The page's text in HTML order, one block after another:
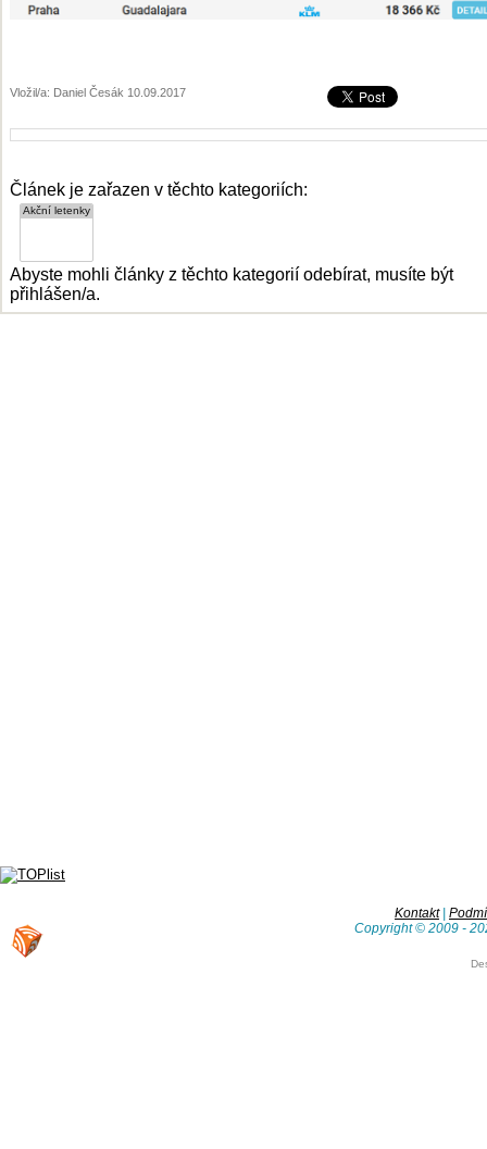
Vložil/a: Daniel Česák 10.09.2017
Článek je zařazen v těchto kategoriích:
Abyste mohli články z těchto kategorií odebírat, musíte být
přihlášen/a.
Kontakt|
Copyright © 2009 -